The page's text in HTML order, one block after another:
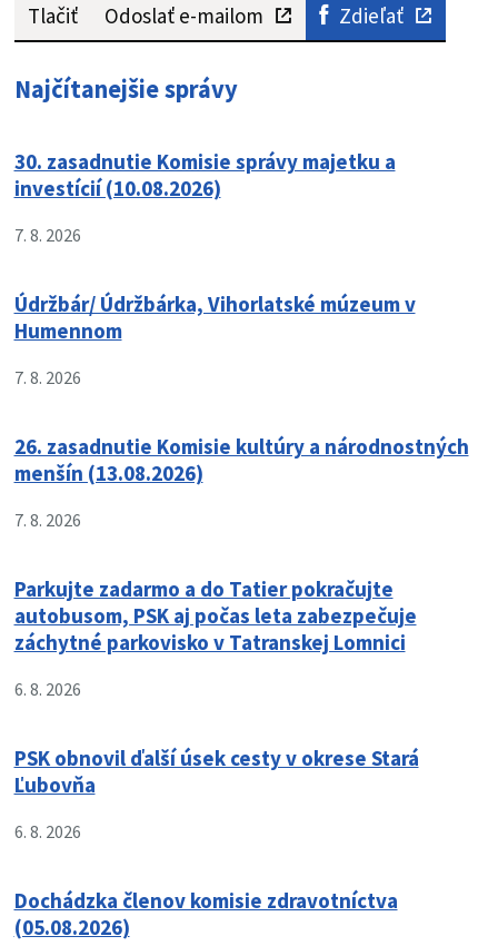
Tlačiť Odoslať e-mailom Zdieľať
Najčítanejšie správy
30. zasadnutie Komisie správy majetku a
investícií (10.08.2026)
7. 8. 2026
Údržbár/ Údržbárka, Vihorlatské múzeum v
Humennom
7. 8. 2026
26. zasadnutie Komisie kultúry a národnostných
menšín (13.08.2026)
7. 8. 2026
Parkujte zadarmo a do Tatier pokračujte
autobusom, PSK aj počas leta zabezpečuje
záchytné parkovisko v Tatranskej Lomnici
6. 8. 2026
PSK obnovil ďalší úsek cesty v okrese Stará
Ľubovňa
6. 8. 2026
Dochádzka členov komisie zdravotníctva
(05.08.2026)